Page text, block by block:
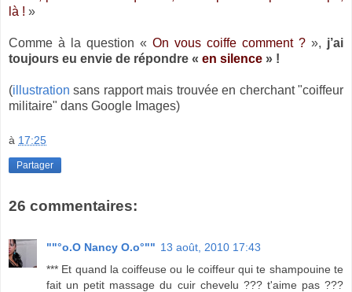
là ! »
Comme à la question « On vous coiffe comment ? », j’ai
toujours eu envie de répondre « en silence » !
(illustration sans rapport mais trouvée en cherchant "coiffeur
militaire" dans Google Images)
à 17:25
Partager
26 commentaires:
""°o.O Nancy O.o°"" 13 août, 2010 17:43
*** Et quand la coiffeuse ou le coiffeur qui te shampouine te
fait un petit massage du cuir chevelu ??? t'aime pas ???